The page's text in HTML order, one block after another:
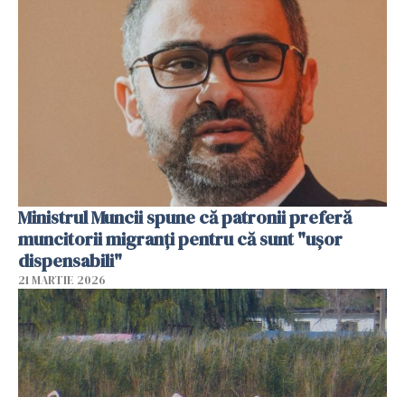
Ministrul Muncii spune că patronii preferă
muncitorii migranți pentru că sunt "uşor
dispensabili"
21 MARTIE 2026